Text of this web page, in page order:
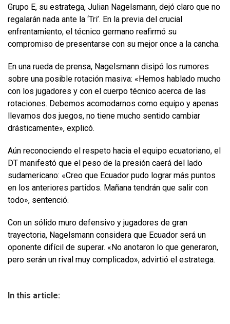
Grupo E, su estratega, Julian Nagelsmann, dejó claro que no
regalarán nada ante la ‘Tri’. En la previa del crucial
enfrentamiento, el técnico germano reafirmó su
compromiso de presentarse con su mejor once a la cancha.
En una rueda de prensa, Nagelsmann disipó los rumores
sobre una posible rotación masiva: «Hemos hablado mucho
con los jugadores y con el cuerpo técnico acerca de las
rotaciones. Debemos acomodarnos como equipo y apenas
llevamos dos juegos, no tiene mucho sentido cambiar
drásticamente», explicó.
Aún reconociendo el respeto hacia el equipo ecuatoriano, el
DT manifestó que el peso de la presión caerá del lado
sudamericano: «Creo que Ecuador pudo lograr más puntos
en los anteriores partidos. Mañana tendrán que salir con
todo», sentenció.
Con un sólido muro defensivo y jugadores de gran
trayectoria, Nagelsmann considera que Ecuador será un
oponente difícil de superar. «No anotaron lo que generaron,
pero serán un rival muy complicado», advirtió el estratega.
In this article: